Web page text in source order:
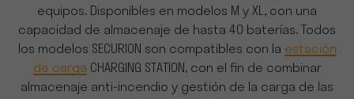
equipos. Disponibles en modelos M y XL, con una
capacidad de almacenaje de hasta 40 baterías. Todos
los modelos SECURION son compatibles con la estación
de carga CHARGING STATION, con el fin de combinar
almacenaje anti-incendio y gestión de la carga de las